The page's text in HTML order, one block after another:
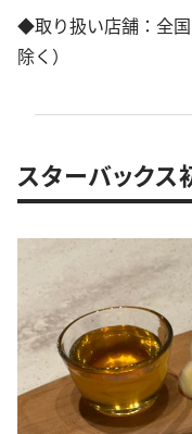
◆取り扱い店舗：全
除く）
スターバック